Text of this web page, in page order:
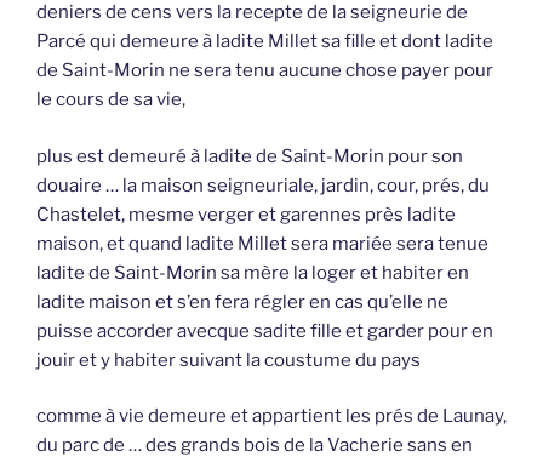
deniers de cens vers la recepte de la seigneurie de
Parcé qui demeure à ladite Millet sa fille et dont ladite
de Saint-Morin ne sera tenu aucune chose payer pour
le cours de sa vie,
plus est demeuré à ladite de Saint-Morin pour son
douaire … la maison seigneuriale, jardin, cour, prés, du
Chastelet, mesme verger et garennes près ladite
maison, et quand ladite Millet sera mariée sera tenue
ladite de Saint-Morin sa mère la loger et habiter en
ladite maison et s’en fera régler en cas qu’elle ne
puisse accorder avecque sadite fille et garder pour en
jouir et y habiter suivant la coustume du pays
comme à vie demeure et appartient les prés de Launay,
du parc de … des grands bois de la Vacherie sans en